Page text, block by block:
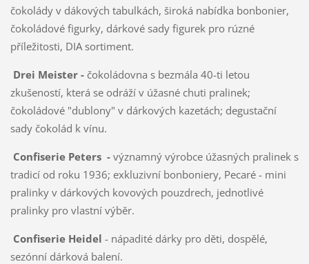
čokolády v dákových tabulkách, široká nabídka bonbonier,
čokoládové figurky, dárkové sady figurek pro rúzné
příležitosti, DIA sortiment.
Drei Meister - čokoládovna s bezmála 40-ti letou
zkušeností, která se odráží v úžasné chuti pralinek;
čokoládové "dublony" v dárkových kazetách; degustační
sady čokolád k vínu.
Confiserie Peters - významný výrobce úžasných pralinek s
tradicí od roku 1936; exkluzivní bonboniery, Pecaré - mini
pralinky v dárkových kovových pouzdrech, jednotlivé
pralinky pro vlastní výběr.
Confiserie Heidel - nápadité dárky pro děti, dospělé,
sezónní dárková balení.